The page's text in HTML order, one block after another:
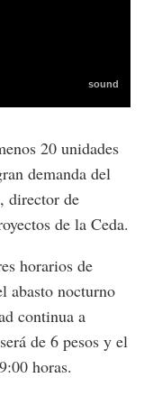
20 unidades
demanda del
director de
de la Ceda.
horarios de
abasto nocturno
continua a
de 6 pesos y el
horas.